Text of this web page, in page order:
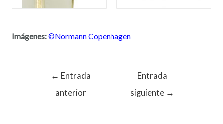
Imágenes:©Normann Copenhagen
← Entrada
anterior
Entrada
siguiente →